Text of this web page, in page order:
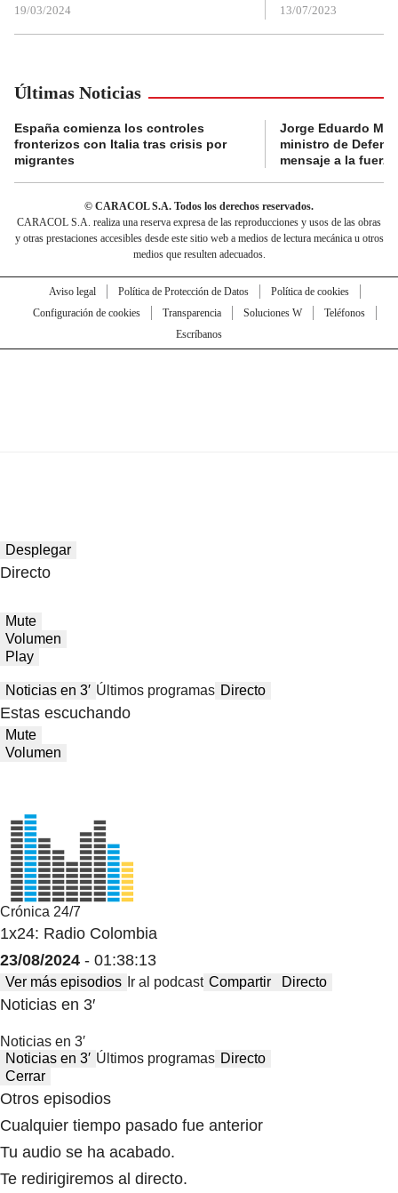
19/03/2024 13/07/2023
Últimas Noticias
España comienza los controles
fronterizos con Italia tras crisis por
migrantes
Jorge Eduardo
ministro de
mensaje a la
© CARACOL S.A. Todos los derechos reservados.
CARACOL S.A. realiza una reserva expresa de las reproducciones y usos de las obras
y otras prestaciones accesibles desde este sitio web a medios de lectura mecánica u otros
medios que resulten adecuados.
Aviso legal Política de Protección de Datos
Política de cookies
Configuración de cookies
Transparencia Soluciones W
Teléfonos
Escríbanos
Desplegar
Directo
Mute
Volumen
Play
Noticias en 3′ Últimos programas Directo
Estas escuchando
Mute
Volumen
Crónica 24/7
1x24: Radio Colombia
23/08/2024 - 01:38:13
Ver más episodios Ir al podcast Compartir Directo
Noticias en 3′
Noticias en 3′
Noticias en 3′ Últimos programas Directo
Cerrar
Otros episodios
Cualquier tiempo pasado fue anterior
Tu audio se ha acabado.
Te redirigiremos al directo.